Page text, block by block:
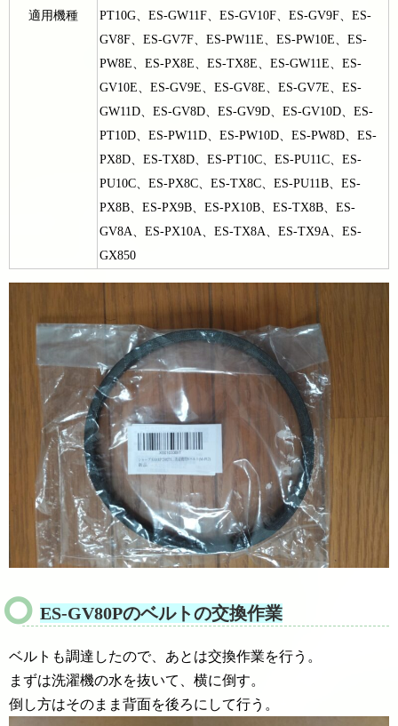
適用機種
PT10G、ES-GW11F、ES-GV10F、ES-GV9F、ES-
GV8F、ES-GV7F、ES-PW11E、ES-PW10E、ES-
PW8E、ES-PX8E、ES-TX8E、ES-GW11E、ES-
GV10E、ES-GV9E、ES-GV8E、ES-GV7E、ES-
GW11D、ES-GV8D、ES-GV9D、ES-GV10D、ES-
PT10D、ES-PW11D、ES-PW10D、ES-PW8D、ES-
PX8D、ES-TX8D、ES-PT10C、ES-PU11C、ES-
PU10C、ES-PX8C、ES-TX8C、ES-PU11B、ES-
PX8B、ES-PX9B、ES-PX10B、ES-TX8B、ES-
GV8A、ES-PX10A、ES-TX8A、ES-TX9A、ES-
GX850
ES-GV80Pのベルトの交換作業
ベルトも調達したので、あとは交換作業を行う。
まずは洗濯機の水を抜いて、横に倒す。
倒し方はそのまま背面を後ろにして行う。